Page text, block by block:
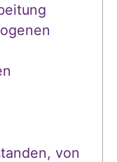
von